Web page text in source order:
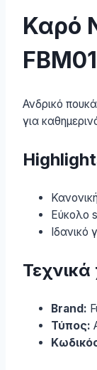
Καρό
Ανδρικό
για
Εύκολο
Ιδανικό
Τεχνικά
Brand:
Τύπος: